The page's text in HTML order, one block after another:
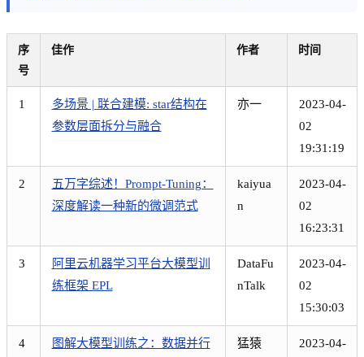
序
号
佳作 作者 时间
1
多场景 | 联合建模: star结构在
参数层面拆分与融合
亦一
2023-04-
02
19:31:19
2
五万字综述！Prompt-Tuning：
深度解读一种新的微调范式
kaiyua
n
2023-04-
02
16:23:31
3
阿里云机器学习平台大模型训
练框架 EPL
DataFu
nTalk
2023-04-
02
15:30:03
4
图解大模型训练之：数据并行
猛猿
2023-04-